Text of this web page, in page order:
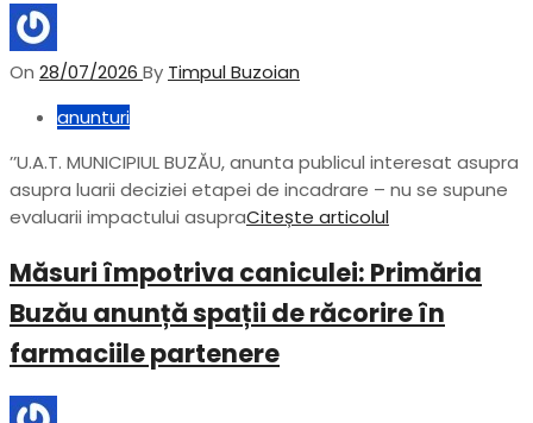
On 28/07/2026 By Timpul Buzoian
anunturi
’’U.A.T. MUNICIPIUL BUZĂU, anunta publicul interesat asupra
asupra luarii deciziei etapei de incadrare – nu se supune
evaluarii impactului asupraCitește articolul
Măsuri împotriva caniculei: Primăria
Buzău anunță spații de răcorire în
farmaciile partenere